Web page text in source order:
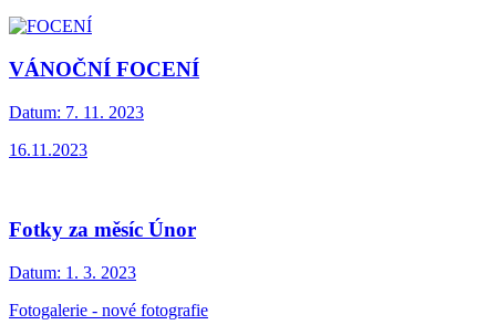
VÁNOČNÍ FOCENÍ
Datum: 7. 11. 2023
16.11.2023
Fotky za měsíc Únor
Datum: 1. 3. 2023
Fotogalerie - nové fotografie